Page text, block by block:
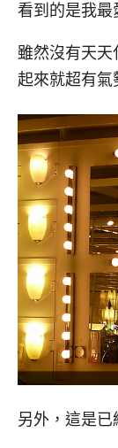
看到的是我最
雖然沒有天天
起來就超有氣
另外，這是已